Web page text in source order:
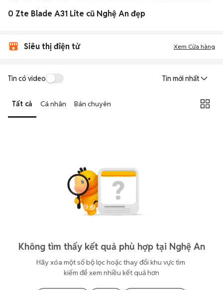
0 Zte Blade A31 Lite cũ Nghệ An đẹp
Siêu thị điện tử Xem Cửa hàng
Tin có video Tin mới nhất
Tất cả Cá nhân Bán chuyên
Không tìm thấy kết quả phù hợp tại Nghệ An
Hãy xóa một số bộ lọc hoặc thay đổi khu vực tìm
kiếm để xem nhiều kết quả hơn